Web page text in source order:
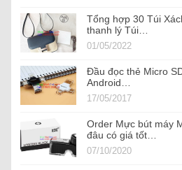
Tổng hợp 30 Túi
thanh lý Túi…
01/05/2022
Đầu đọc thẻ Micro
Android…
17/05/2017
Order Mực bút máy
đâu có giá tốt…
07/10/2020